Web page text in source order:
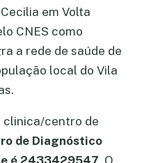
em Volta
CNES como
a rede de saúde de
local do Vila
clinica/centro de
de Diagnóstico
é 2433429547. O